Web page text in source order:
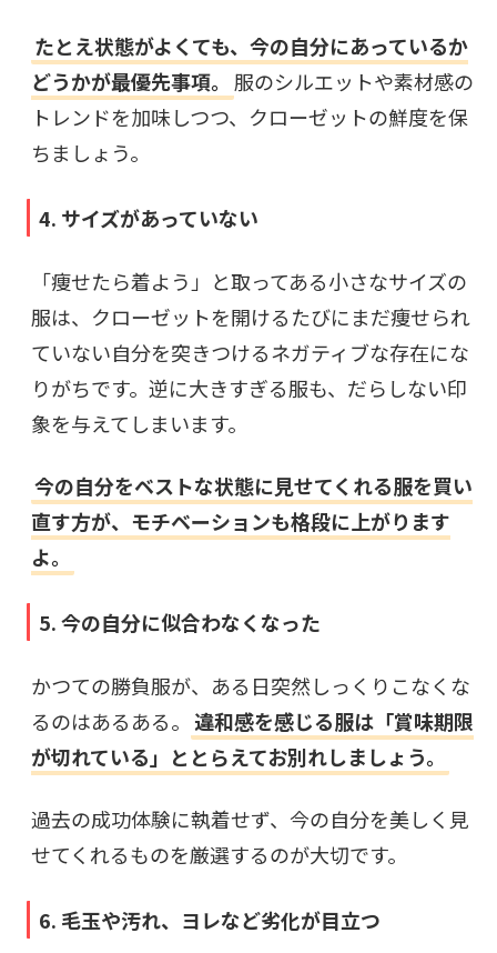
たとえ状態がよくても、今の自分にあっているか
どうかが最優先事項。 服のシルエットや素材感の
トレンドを加味しつつ、クローゼットの鮮度を保
ちましょう。
4. サイズがあっていない
「痩せたら着よう」と取ってある小さなサイズの
服は、クローゼットを開けるたびにまだ痩せられ
ていない自分を突きつけるネガティブな存在にな
りがちです。逆に大きすぎる服も、だらしない印
象を与えてしまいます。
今の自分をベストな状態に見せてくれる服を買い
直す方が、モチベーションも格段に上がります
よ。
5. 今の自分に似合わなくなった
かつての勝負服が、ある日突然しっくりこなくな
るのはあるある。 違和感を感じる服は「賞味期限
が切れている」ととらえてお別れしましょう。
過去の成功体験に執着せず、今の自分を美しく見
せてくれるものを厳選するのが大切です。
6. 毛玉や汚れ、ヨレなど劣化が目立つ